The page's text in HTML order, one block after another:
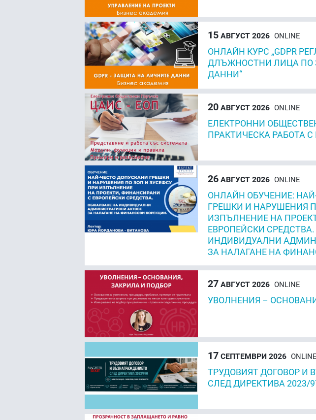
15АВГУСТ 2026 ONLINE
ОНЛАЙН КУРС „GDPR
ДЛЪЖНОСТНИ ЛИЦА ПО
ДАННИ“
20АВГУСТ 2026 ONLINE
ЕЛЕКТРОННИ
ПРАКТИЧЕСКА РАБОТА
26АВГУСТ 2026 ONLINE
ОНЛАЙН ОБУЧЕНИЕ:
ГРЕШКИ И НАРУШЕНИЯ
ИЗПЪЛНЕНИЕ НА
ЕВРОПЕЙСКИ
ИНДИВИДУАЛНИ
ЗА НАЛАГАНЕ НА
27АВГУСТ 2026 ONLINE
УВОЛНЕНИЯ –
17СЕПТЕМВРИ 2026 ONLINE
ТРУДОВИЯТ ДОГОВОР И
СЛЕД ДИРЕКТИВА 2023/